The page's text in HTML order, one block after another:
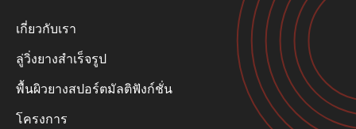
เกี่ยวกับเรา
ลู่วิ่งยางสำเร็จรูป
พื้นผิวยางสปอร์ตมัลติฟังก์ชั่น
โครงการ